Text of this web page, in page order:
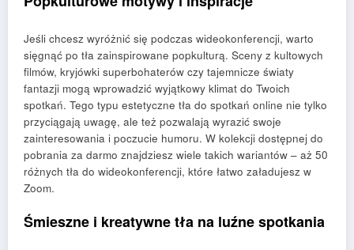
Jeśli chcesz wyróżnić się podczas wideokonferencji, warto
sięgnąć po tła zainspirowane popkulturą. Sceny z kultowych
filmów, kryjówki superbohaterów czy tajemnicze światy
fantazji mogą wprowadzić wyjątkowy klimat do Twoich
spotkań. Tego typu estetyczne tła do spotkań online nie tylko
przyciągają uwagę, ale też pozwalają wyrazić swoje
zainteresowania i poczucie humoru. W kolekcji dostępnej do
pobrania za darmo znajdziesz wiele takich wariantów – aż 50
różnych tła do wideokonferencji, które łatwo załadujesz w
Zoom.
Śmieszne i kreatywne tła na luźne spotkania